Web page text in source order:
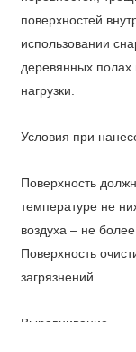
поверхностей
использовании
деревянных
нагрузки.
Условия при
Поверхность
температуре не
воздуха – не
Поверхность
загрязнений
Выравнивание